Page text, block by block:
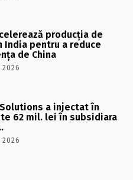
producția de
India pentru a reduce
de China
2026
a injectat în
62 mil. lei în subsidiara
2026